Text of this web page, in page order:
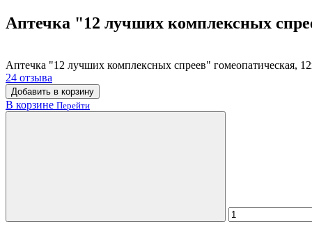
Аптечка "12 лучших комплексных
Аптечка "12 лучших комплексных спреев" гомеопатическая,
24 отзыва
Добавить в корзину
В корзине Перейти